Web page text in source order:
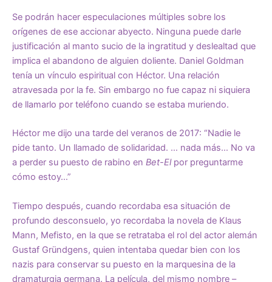
Se podrán hacer especulaciones múltiples sobre los
orígenes de ese accionar abyecto. Ninguna puede darle
justificación al manto sucio de la ingratitud y deslealtad que
implica el abandono de alguien doliente. Daniel Goldman
tenía un vínculo espiritual con Héctor. Una relación
atravesada por la fe. Sin embargo no fue capaz ni siquiera
de llamarlo por teléfono cuando se estaba muriendo.
Héctor me dijo una tarde del veranos de 2017: “Nadie le
pide tanto. Un llamado de solidaridad. … nada más… No va
a perder su puesto de rabino en Bet-Elpor preguntarme
cómo estoy…”
Tiempo después, cuando recordaba esa situación de
profundo desconsuelo, yo recordaba la novela de Klaus
Mann, Mefisto, en la que se retrataba el rol del actor alemán
Gustaf Gründgens, quien intentaba quedar bien con los
nazis para conservar su puesto en la marquesina de la
dramaturgia germana. La película, del mismo nombre –